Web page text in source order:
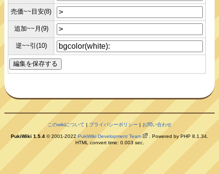
売価~~目安(8)
追加~~月(9)
逆~~引(10)
このwikiについて |プライバシーポリシー | お問い合わせ
PukiWiki 1.5.4 © 2001-2022PukiWiki Development Team
. Powered by PHP 8.1.34.
HTML convert time: 0.003 sec.